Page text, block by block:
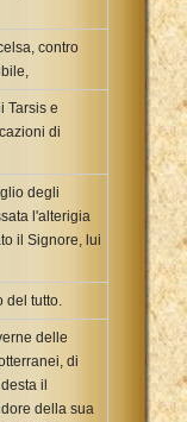
contro
Tarsis e
di
degli
l'alterigia
il Signore, lui
tutto.
delle
di
il
della sua